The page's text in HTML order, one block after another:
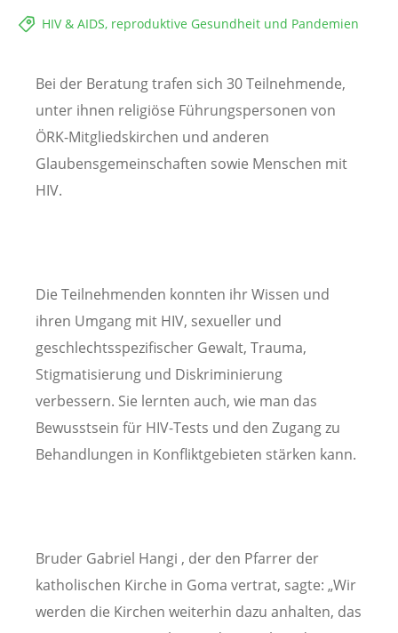
HIV & AIDS, reproduktive Gesundheit und Pandemien
Bei der Beratung trafen sich 30 Teilnehmende,
unter ihnen religiöse Führungspersonen von
ÖRK-Mitgliedskirchen und anderen
Glaubensgemeinschaften sowie Menschen mit
HIV.
Die Teilnehmenden konnten ihr Wissen und
ihren Umgang mit HIV, sexueller und
geschlechtsspezifischer Gewalt, Trauma,
Stigmatisierung und Diskriminierung
verbessern. Sie lernten auch, wie man das
Bewusstsein für HIV-Tests und den Zugang zu
Behandlungen in Konfliktgebieten stärken kann.
Bruder Gabriel Hangi , der den Pfarrer der
katholischen Kirche in Goma vertrat, sagte: „Wir
werden die Kirchen weiterhin dazu anhalten, das